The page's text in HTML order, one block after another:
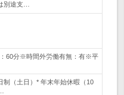
別途支…
60分※時間外労働有無：有※平
制（土日）* 年末年始休暇（10